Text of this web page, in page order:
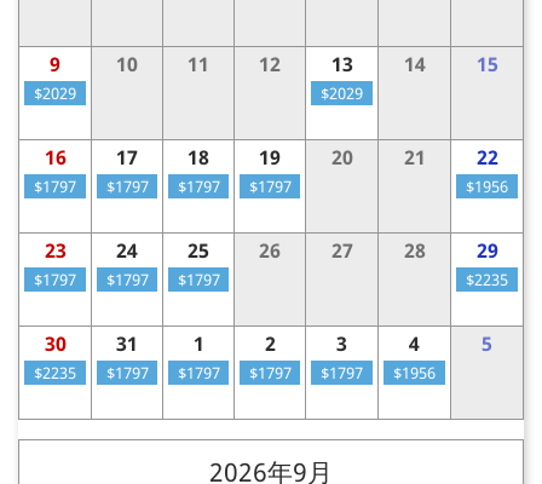
9
$2029
10 11 12 13
$2029
14 15
16
$1797
17
$1797
18
$1797
19
$1797
20 21 22
$1956
23
$1797
24
$1797
25
$1797
26 27 28 29
$2235
30
$2235
31
$1797
1
$1797
2
$1797
3
$1797
4
$1956
5
2026年9月